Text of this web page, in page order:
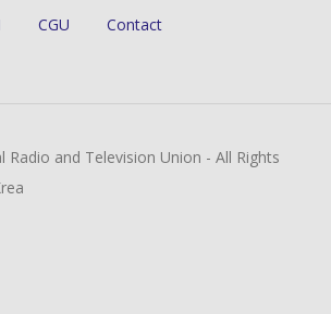
CGU Contact
and Television Union - All Rights